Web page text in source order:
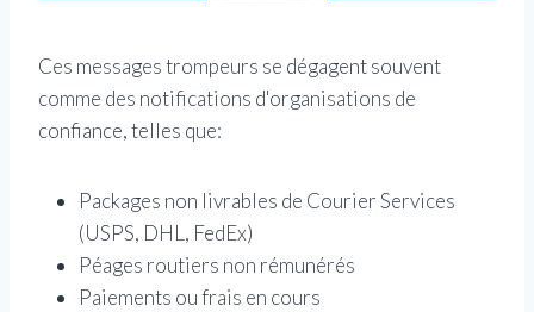
Ces messages trompeurs se dégagent souvent
comme des notifications d'organisations de
confiance, telles que:
Packages non livrables de Courier Services
(USPS, DHL, FedEx)
Péages routiers non rémunérés
Paiements ou frais en cours